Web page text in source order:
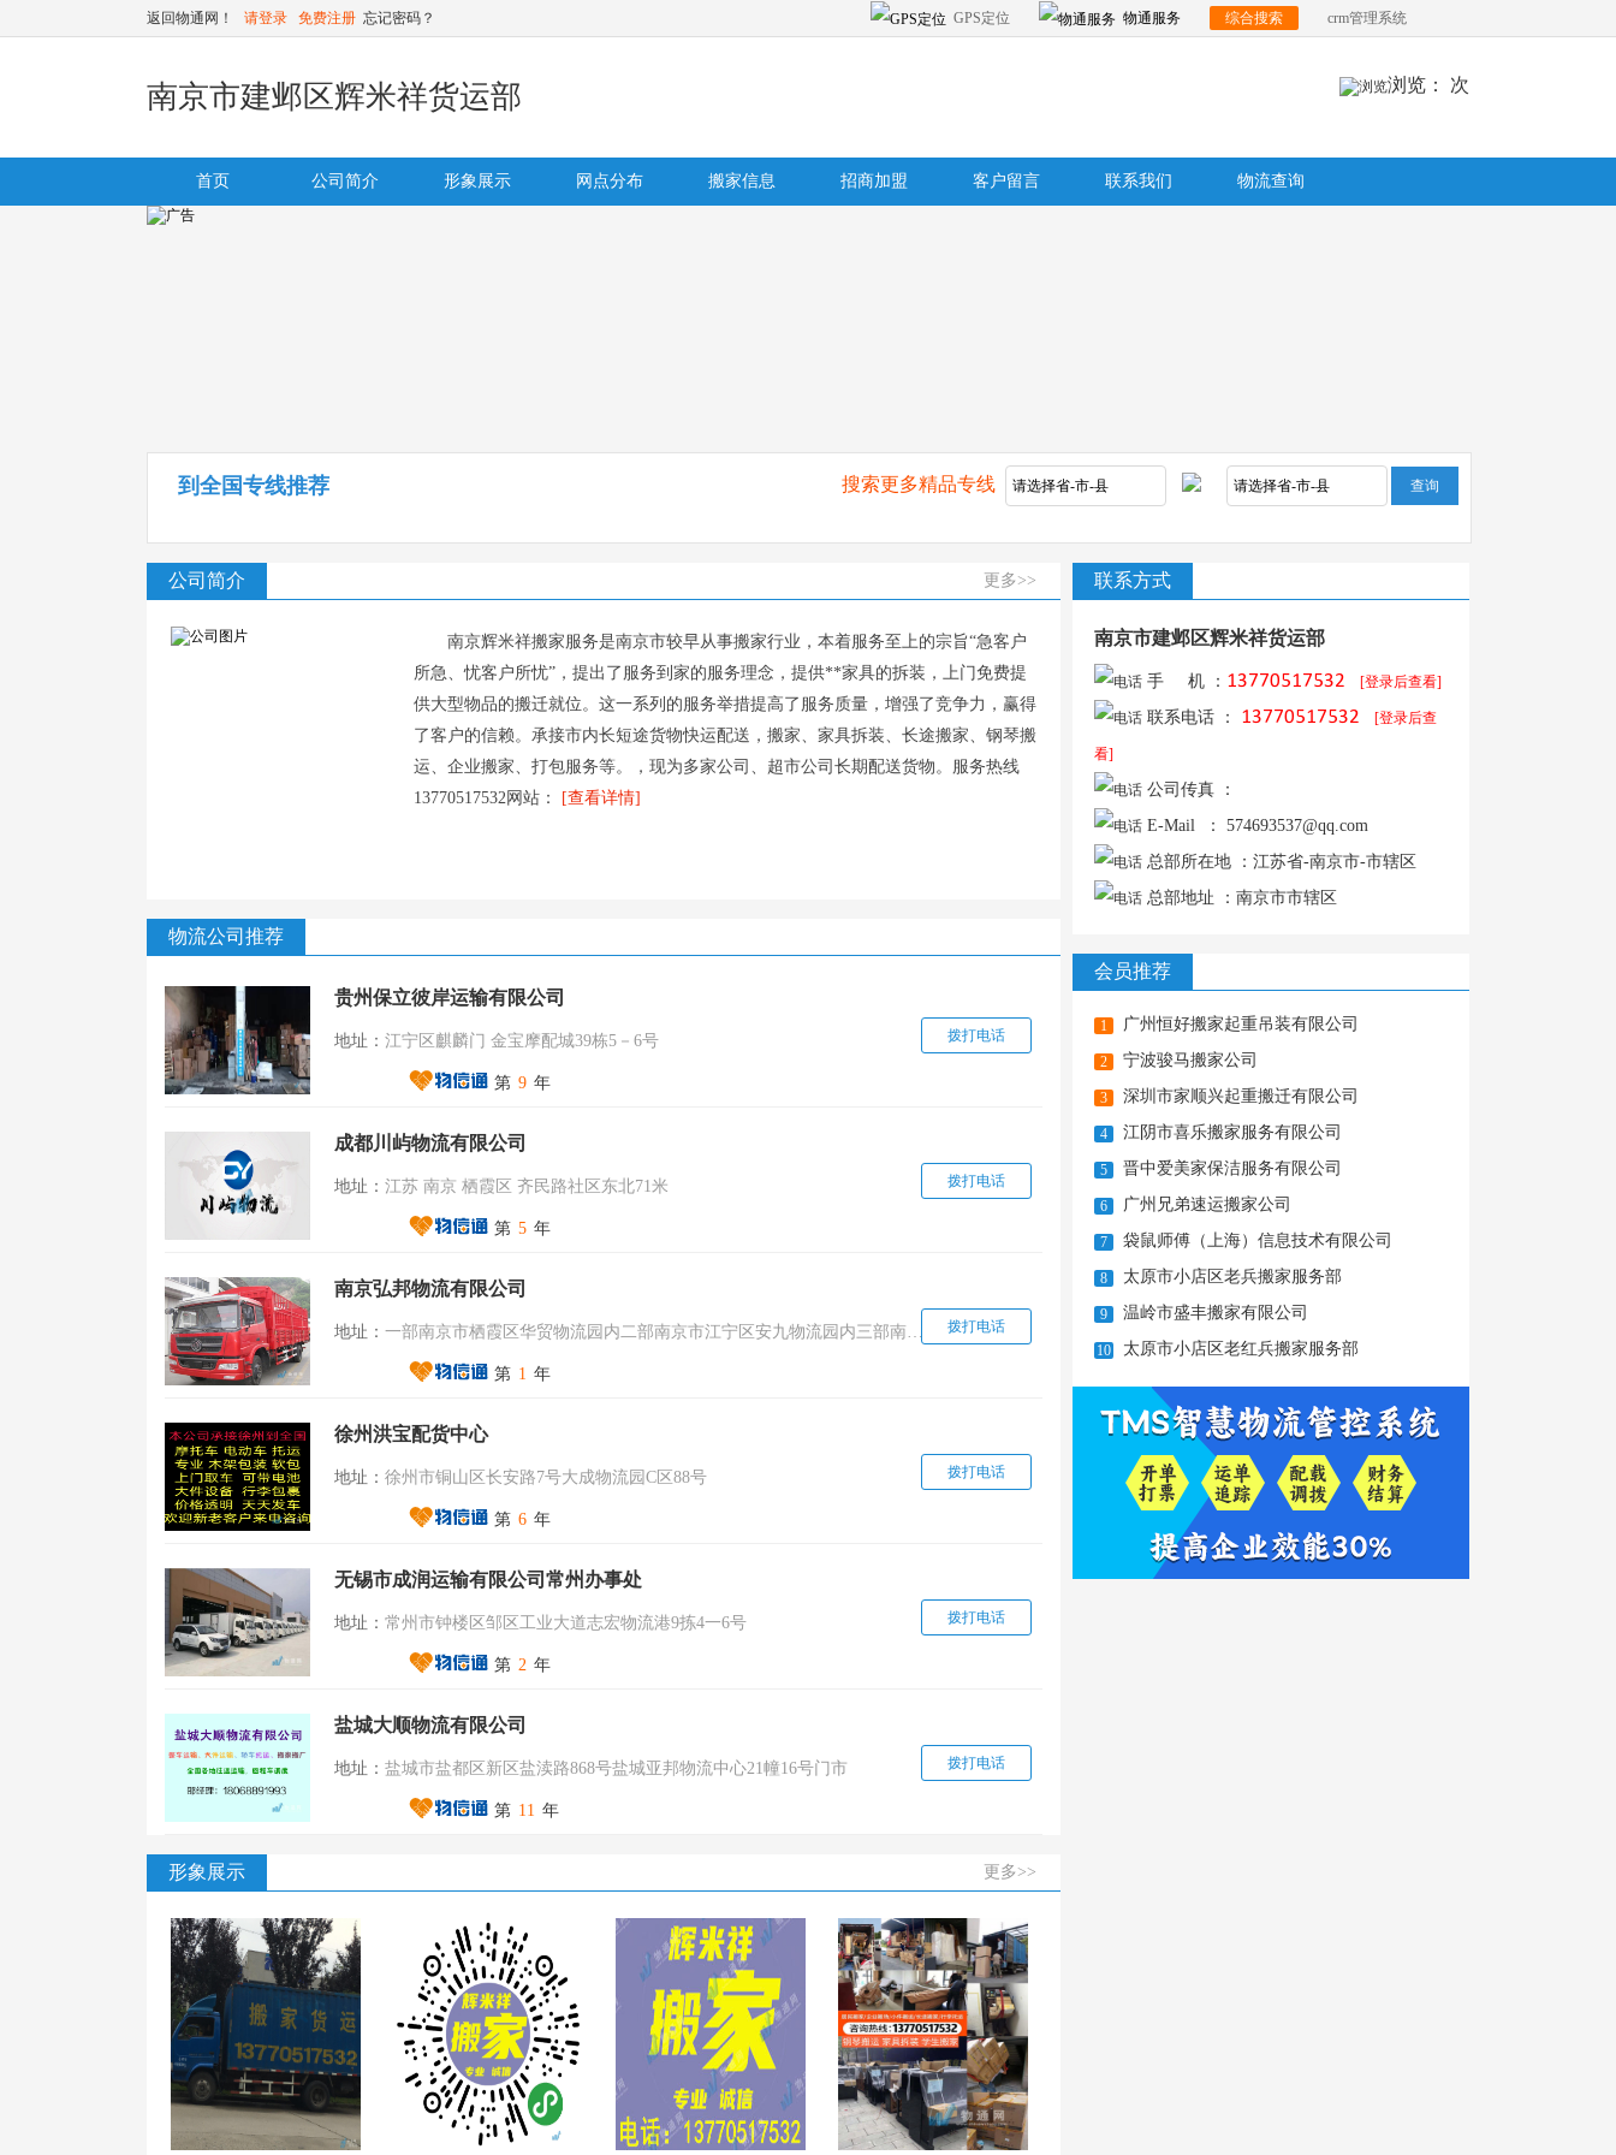
返回物通网！ 请登录 免费注册 忘记密码？ GPS定位 物通服务 综合搜索 crm管理系统
南京市建邺区辉米祥货运部 浏览： 次
首页 公司简介 形象展示 网点分布 搬家信息 招商加盟 客户留言 联系我们 物流查询
到全国专线推荐 搜索更多精品专线 查询
公司简介 更多>>
南京辉米祥搬家服务是南京市较早从事搬家行业，本着服务至上的宗旨“急客户
所急、忧客户所忧”，提出了服务到家的服务理念，提供**家具的拆装，上门免费提
供大型物品的搬迁就位。这一系列的服务举措提高了服务质量，增强了竞争力，赢得
了客户的信赖。承接市内长短途货物快运配送，搬家、家具拆装、长途搬家、钢琴搬
运、企业搬家、打包服务等。，现为多家公司、超市公司长期配送货物。服务热线
13770517532网站：
[查看详情]
物流公司推荐
贵州保立彼岸运输有限公司
地址： 江宁区麒麟门 金宝摩配城39栋5－6号
第 9 年
拨打电话
成都川屿物流有限公司
地址： 江苏 南京 栖霞区 齐民路社区东北71米
第 5 年
拨打电话
南京弘邦物流有限公司
地址： 一部南京市栖霞区华贸物流园内二部南京市江宁区安九物流园内三部南京市溧水区交通路新汽车站旁
第 1 年
拨打电话
徐州洪宝配货中心
地址： 徐州市铜山区长安路7号大成物流园C区88号
第 6 年
拨打电话
无锡市成润运输有限公司常州办事处
地址： 常州市钟楼区邹区工业大道志宏物流港9拣4一6号
第 2 年
拨打电话
盐城大顺物流有限公司
地址： 盐城市盐都区新区盐渎路868号盐城亚邦物流中心21幢16号门市
第 11 年
拨打电话
形象展示 更多>>
联系方式
南京市建邺区辉米祥货运部
手 机 ： 󺀡󺣞󺌶󺌶󺙹󺟑󺀡󺌶󺟑󺣞󺰺 [登录后查看]
联系电话 ： 󺀡󺣞󺌶󺌶󺙹󺟑󺀡󺌶󺟑󺣞󺰺 [登录后查
看]
公司传真 ：
E-Mail ： 574693537@qq.com
总部所在地 ：江苏省-南京市-市辖区
总部地址 ：南京市市辖区
会员推荐
1 广州恒好搬家起重吊装有限公司
2 宁波骏马搬家公司
3 深圳市家顺兴起重搬迁有限公司
4 江阴市喜乐搬家服务有限公司
5 晋中爱美家保洁服务有限公司
6 广州兄弟速运搬家公司
7 袋鼠师傅（上海）信息技术有限公司
8 太原市小店区老兵搬家服务部
9 温岭市盛丰搬家有限公司
10 太原市小店区老红兵搬家服务部